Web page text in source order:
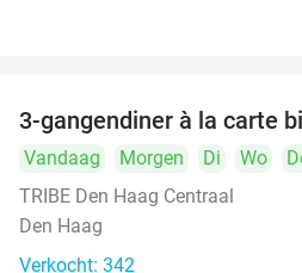
3-gangendiner à la carte
Vandaag Morgen Di Wo
TRIBE Den Haag Centraal
Den Haag
Verkocht: 342